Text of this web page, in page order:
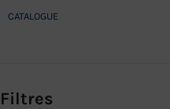
CATALOGUE
Filtres